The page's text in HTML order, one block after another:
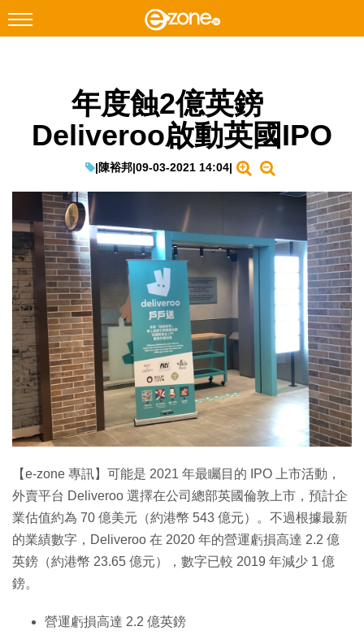
Facebook Instagram
科技焦點
遊戲動漫
教學評測
EduTech
IT Times
生成式AI與雲端應用
Enterprise Digital Transformation
特集
年度蝕2億英鎊
Deliveroo啟動英國IPO
|陳裕邦|09-03-2021 14:04|
【e-zone 專訊】可能是 2021 年最矚目的 IPO 上市活動，
外賣平台 Deliveroo 選擇在公司總部英國倫敦上市，預計企
業估值約為 70 億美元（約港幣 543 億元）。不過根據最新
的業績數字，Deliveroo 在 2020 年的營運虧損高達 2.2 億
英鎊（約港幣 23.65 億元），數字已較 2019 年減少 1 億
鎊。
營運虧損高達 2.2 億英鎊